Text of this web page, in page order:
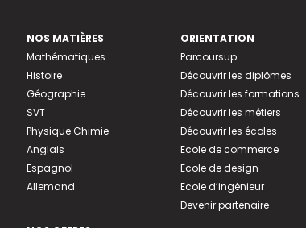
NOS MATIÈRES
Mathématiques
Histoire
Géographie
SVT
Physique Chimie
Anglais
Espagnol
Allemand
ORIENTATION
Parcoursup
Découvrir les diplômes
Découvrir les formations
Découvrir les métiers
Découvrir les écoles
Ecole de commerce
Ecole de design
Ecole d’ingénieur
Devenir partenaire